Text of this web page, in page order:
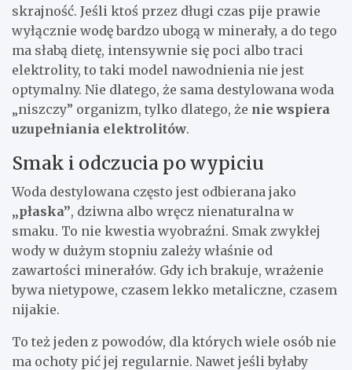
skrajność. Jeśli ktoś przez długi czas pije prawie
wyłącznie wodę bardzo ubogą w minerały, a do tego
ma słabą dietę, intensywnie się poci albo traci
elektrolity, to taki model nawodnienia nie jest
optymalny. Nie dlatego, że sama destylowana woda
„niszczy” organizm, tylko dlatego, że nie wspiera
uzupełniania elektrolitów.
Smak i odczucia po wypiciu
Woda destylowana często jest odbierana jako
„płaska”, dziwna albo wręcz nienaturalna w
smaku. To nie kwestia wyobraźni. Smak zwykłej
wody w dużym stopniu zależy właśnie od
zawartości minerałów. Gdy ich brakuje, wrażenie
bywa nietypowe, czasem lekko metaliczne, czasem
nijakie.
To też jeden z powodów, dla których wiele osób nie
ma ochoty pić jej regularnie. Nawet jeśli byłaby